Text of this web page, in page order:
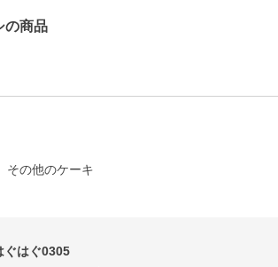
の商品
その他のケーキ
ぐはぐ0305